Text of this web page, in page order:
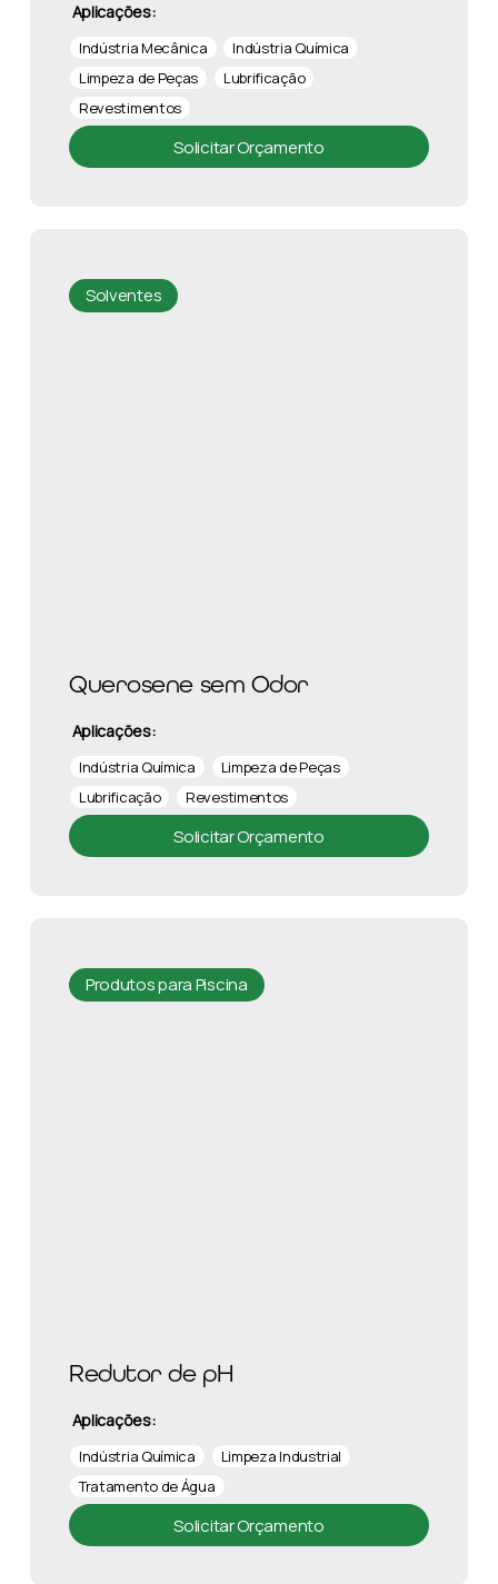
Aplicações:
Indústria Mecânica
Indústria Química
Limpeza de Peças
Lubrificação
Revestimentos
Solicitar Orçamento
Solventes
Querosene sem Odor
Aplicações:
Indústria Química
Limpeza de Peças
Lubrificação
Revestimentos
Solicitar Orçamento
Produtos para Piscina
Redutor de pH
Aplicações:
Indústria Química
Limpeza Industrial
Tratamento de Água
Solicitar Orçamento